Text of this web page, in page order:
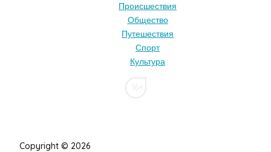
Происшествия
Общество
Путешествия
Спорт
Культура
Copyright © 2026